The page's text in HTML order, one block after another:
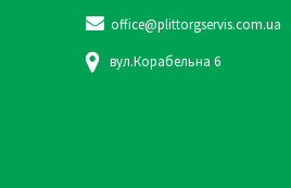
office@plittorgservis.com.ua
вул.Корабельна 6